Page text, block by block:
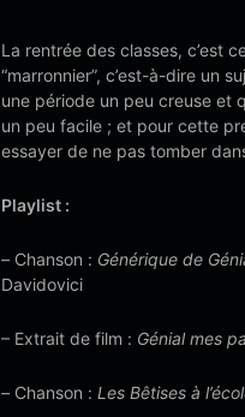
La rentrée des classes, c’est
“marronnier”, c’est-à-dire un
une période un peu creuse et
un peu facile ; et pour cette
essayer de ne pas tomber
Playlist :
– Chanson : Générique de
Davidovici
– Extrait de film : Génial mes
– Chanson : Les Bêtises à